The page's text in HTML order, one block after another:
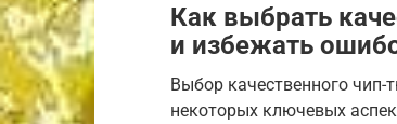
Как выбрать
и избежать
Выбор качественного чип-
некоторых ключевых